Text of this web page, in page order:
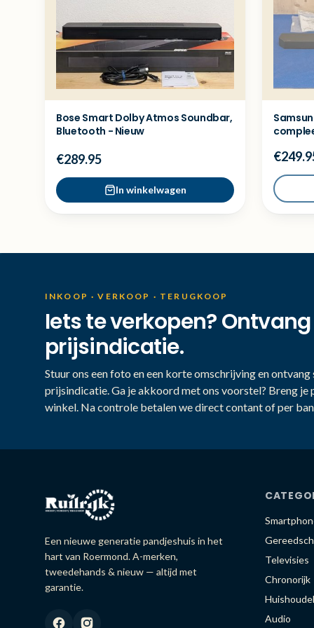
Bose Smart Dolby Atmos Soundbar,
Bluetooth - Nieuw
€289.95
In winkelwagen
INKOOP · VERKOOP · TERUGKOOP
Iets te verkopen?
prijsindicatie.
Stuur ons een foto en een korte omschrijving en
prijsindicatie. Ga je akkoord met ons voorstel? Breng je
winkel. Na controle betalen we direct contant of per
Een nieuwe generatie pandjeshuis in het
hart van Roermond. A-merken,
tweedehands & nieuw — altijd met
garantie.
Televisies
Chronorijk
Audio